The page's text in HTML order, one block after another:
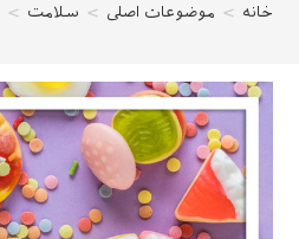
خانه > موضوعات اصلی > سلامت >